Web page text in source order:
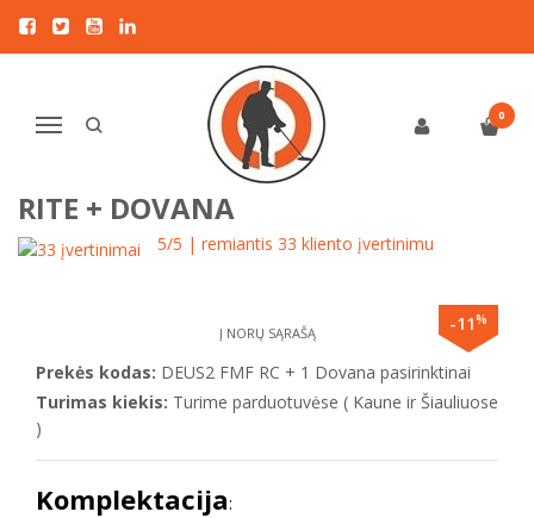
Navigacija
0
Pagrindinis DETEKTORIAI LAISVALAIKIUI
XP DEUS 2 metalo detektorius tik su pultu ir pasirenkama rite +
XP DEUS 2 METALO DETEKTORIUS
TIK SU PULTU IR PASIRENKAMA
RITE + DOVANA
5/5 | remiantis 33 kliento įvertinimu
-11%
Į NORŲ SĄRAŠĄ
Prekės kodas: DEUS2 FMF RC + 1 Dovana pasirinktinai
Turimas kiekis: Turime parduotuvėse ( Kaune ir Šiauliuose
)
Komplektacija: